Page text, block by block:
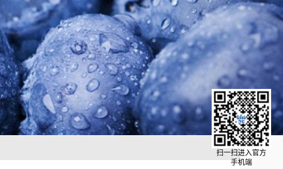
扫一扫进入官方
手机端